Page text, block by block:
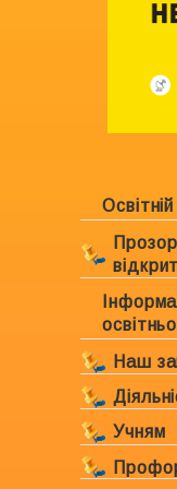
Наш
заклад
План
Учням